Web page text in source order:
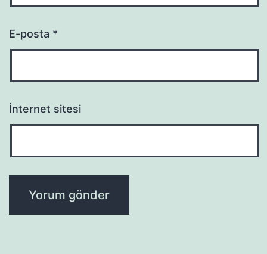
E-posta *
İnternet sitesi